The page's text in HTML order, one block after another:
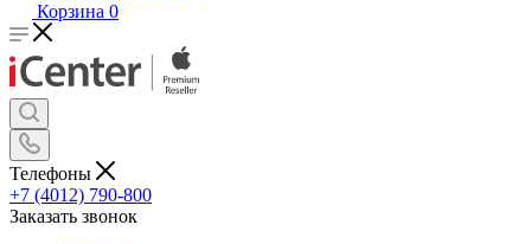
Корзина 0
Телефоны
+7 (4012) 790-800
Заказать звонок